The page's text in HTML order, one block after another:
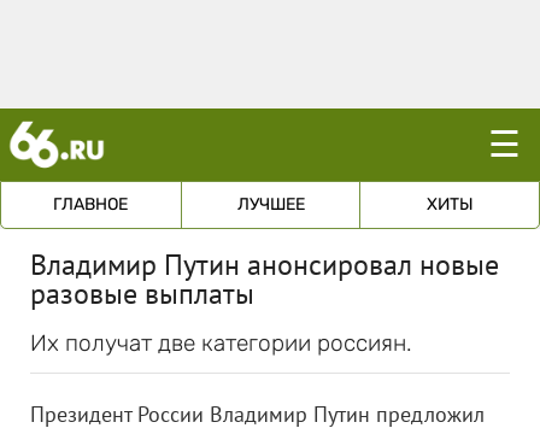
☰
ГЛАВНОЕ ЛУЧШЕЕ ХИТЫ
Владимир Путин анонсировал новые
разовые выплаты
Их получат две категории россиян.
Президент России Владимир Путин предложил